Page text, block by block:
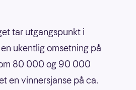
tar utgangspunkt i
ukentlig omsetning på
80 000 og 90 000
en vinnersjanse på ca.